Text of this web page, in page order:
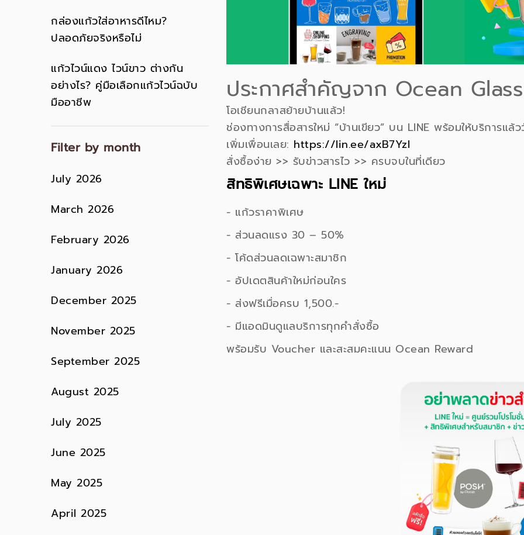
ประกาศสำคัญจาก Ocean
โอเชียนกลาสย้ายบ้านแล้ว!
ช่องทางการสื่อสารใหม่ “บ้านเขียว” บน LINE พร้อมให้บริการแล้
เพิ่มเพื่อนเลย: https://lin.ee/axB7Yzl
สั่งซื้อง่าย >> รับข่าวสารไว >> ครบจบในที่เดียว
สิทธิพิเศษเฉพาะ LINE ใหม่
- แก้วราคาพิเศษ
- ส่วนลดแรง 30 – 50%
- โค้ดส่วนลดเฉพาะสมาชิก
- อัปเดตสินค้าใหม่ก่อนใคร
- ส่งฟรีเมื่อครบ 1,500.-
- มีแอดมินดูแลบริการทุกคำสั่งซื้อ
พร้อมรับ Voucher และสะสมคะแนน Ocean Reward
กล่องแก้วใส่อาหารดีไหม?
ปลอดภัยจริงหรือไม่
แก้วไวน์แดง ไวน์ขาว ต่างกัน
อย่างไร? คู่มือเลือกแก้วไวน์ฉบับ
มืออาชีพ
Filter by month
July 2026
March 2026
February 2026
January 2026
December 2025
November 2025
September 2025
August 2025
July 2025
June 2025
May 2025
April 2025